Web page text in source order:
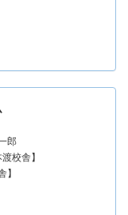
郎
校舎】